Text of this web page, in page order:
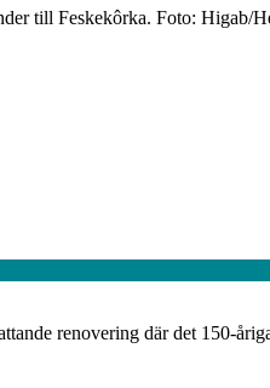
till Feskekôrka. Foto: Higab/
renovering där det 150-